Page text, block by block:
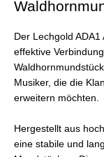
Der Lechgold
effektive
Musiker, die die
erweitern möchten.
Hergestellt aus
eine stabile und